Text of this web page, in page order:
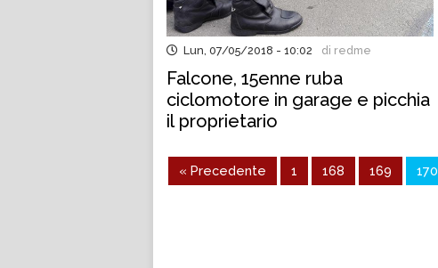
Lun, 07/05/2018 - 10:02 di redme
Falcone, 15enne ruba
ciclomotore in garage e picchia
il proprietario
« Precedente 1 168 169 170